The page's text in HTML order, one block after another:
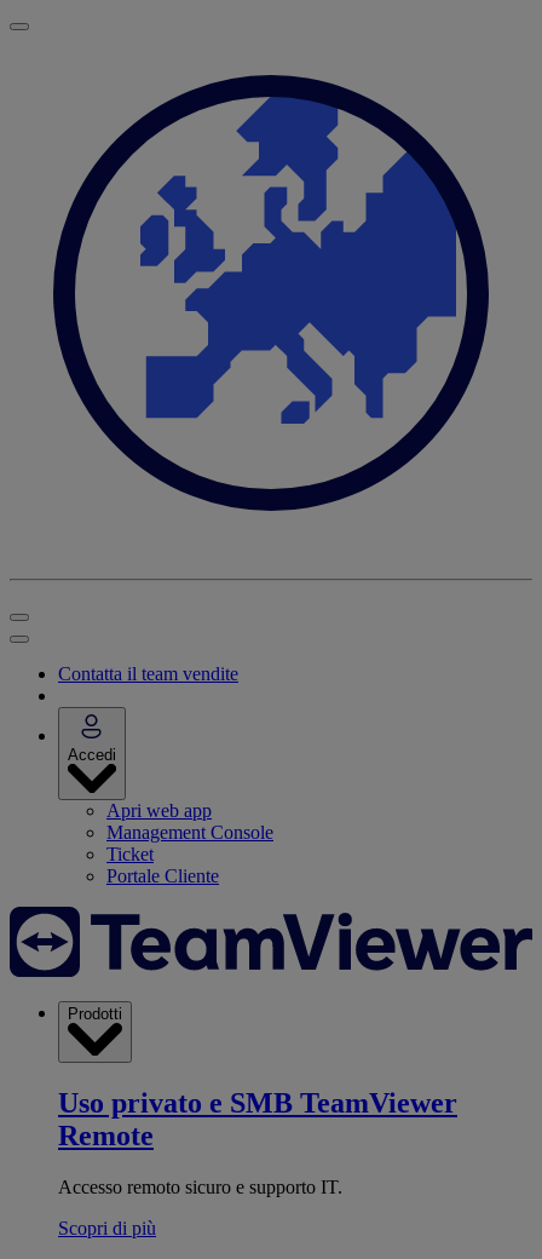
Contatta il team vendite
Accedi
Apri web app
Management Console
Ticket
Portale Cliente
Prodotti
Uso privato e SMB TeamViewer
Remote
Accesso remoto sicuro e supporto IT.
Scopri di più